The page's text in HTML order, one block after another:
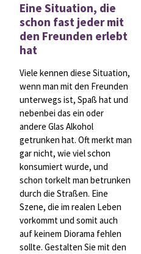
Eine Situation, die
schon fast jeder mit
den Freunden erlebt
hat
Viele kennen diese Situation,
wenn man mit den Freunden
unterwegs ist, Spaß hat und
nebenbei das ein oder
andere Glas Alkohol
getrunken hat. Oft merkt man
gar nicht, wie viel schon
konsumiert wurde, und
schon torkelt man betrunken
durch die Straßen. Eine
Szene, die im realen Leben
vorkommt und somit auch
auf keinem Diorama fehlen
sollte. Gestalten Sie mit den